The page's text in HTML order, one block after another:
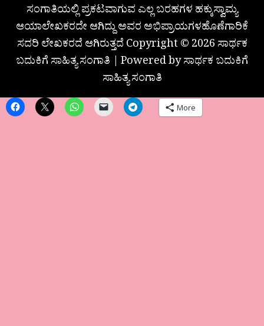
ಸಂಗಾತಿಯಲ್ಲಿ ಪ್ರಕಟವಾಗುವ ಎಲ್ಲ ಬರಹಗಳ ಹಕ್ಕುಸ್ವಾಮ್ಯ
ಆಯಾಲೇಖಕರದೇ ಆಗಿದ್ದು ಅವರ ಅಭಿಪ್ರಾಯಗಳಹೊಣೆಗಾರಿಕೆ
ಸದರಿ ಲೇಖಕರದೆ ಆಗಿರುತ್ತದೆ Copyright © 2026 ಸಾರ್ಥಕ
ಬದುಕಿಗೆ ಸಾಹಿತ್ಯ ಸಂಗಾತಿ | Powered by ಸಾರ್ಥಕ ಬದುಕಿಗೆ
ಸಾಹಿತ್ಯ ಸಂಗಾತಿ
More